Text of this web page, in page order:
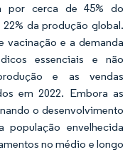
por cerca de 45% do
da produção global.
vacinação e a demanda
essenciais e não
e as vendas
em 2022. Embora as
o desenvolvimento
envelhecida
no médio e longo